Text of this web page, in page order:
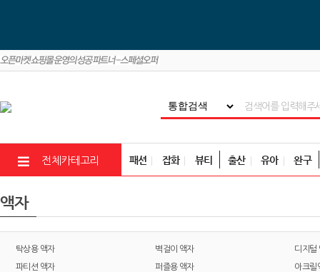
전체카테고리 패션 잡화 뷰티 출산 유아 완구
액자
탁상용 액자 벽걸이 액자 디지털
파티션 액자 퍼즐용 액자 아크릴